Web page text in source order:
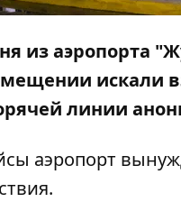
из аэропорта
искали
линии
аэропорт